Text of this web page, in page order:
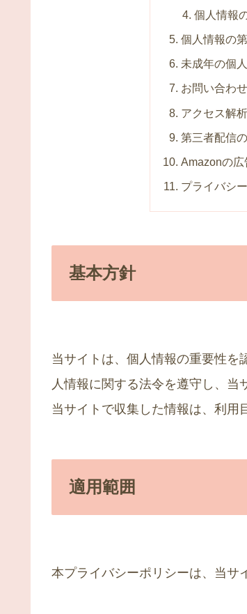
個人情報
個人情報の
未成年の個
お問い合わ
アクセス解
第三者配信
Amazonの広
プライバシ
基本方針
当サイトは、個人情報の重要性を
人情報に関する法令を遵守し、当
当サイトで収集した情報は、利用
適用範囲
本プライバシーポリシーは、当サ